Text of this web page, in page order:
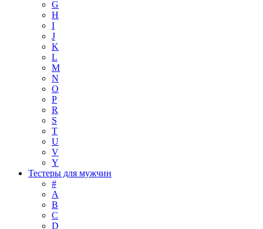
G
H
I
J
K
L
M
N
O
P
R
S
T
U
V
Y
Тестеры для мужчин
#
A
B
C
D